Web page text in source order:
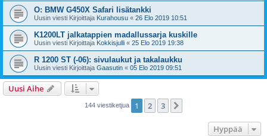
O: BMW G450X Safari lisätankki
Uusin viesti Kirjoittaja Kurahousu « 26 Elo 2019 10:51
K1200LT jalkatappien madallussarja kuskille
Uusin viesti Kirjoittaja Kokkisjulli « 25 Elo 2019 19:38
R 1200 ST (-06): sivulaukut ja takalaukku
Uusin viesti Kirjoittaja Gaasutin « 05 Elo 2019 09:51
Uusi Aihe
144 viestiketjua 1 2 3
Hyppää